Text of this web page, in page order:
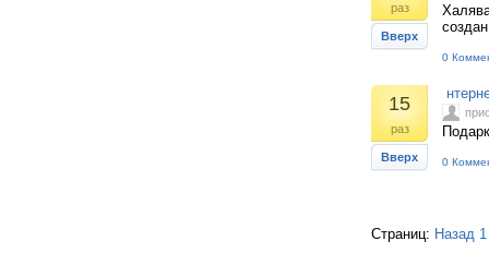
раз
Вверх
0
15
раз
Вверх 0
Страниц: Назад 1